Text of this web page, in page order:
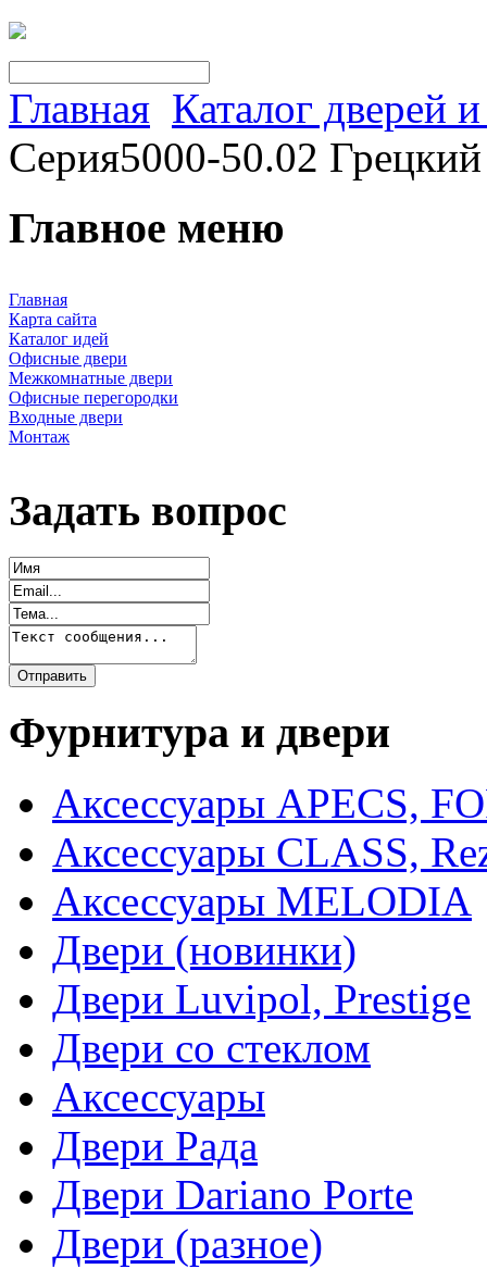
Главная Каталог дверей
Серия5000-50.02
Главное меню
Главная
Карта сайта
Каталог идей
Офисные двери
Межкомнатные двери
Офисные перегородки
Входные двери
Монтаж
Задать вопрос
Фурнитура и двери
Аксессуары APECS,
Аксессуары CLASS,
Аксессуары MELODIA
Двери (новинки)
Двери Luvipol, Prestige
Двери со стеклом
Аксессуары
Двери Рада
Двери Dariano Porte
Двери (разное)